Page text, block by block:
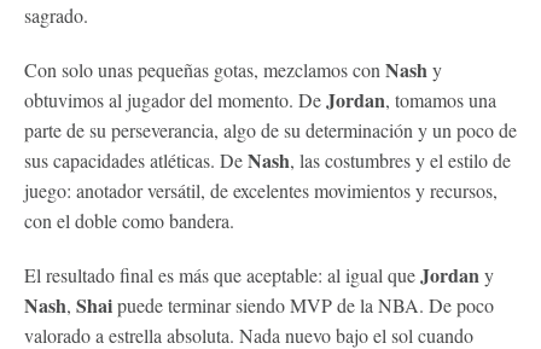
sagrado.
Con solo unas pequeñas gotas, mezclamos con Nash y
obtuvimos al jugador del momento. DeJordan, tomamos una
parte de su perseverancia, algo de su determinación y un poco de
sus capacidades atléticas. DeNash, las costumbres y el estilo de
juego: anotador versátil, de excelentes movimientos y recursos,
con el doble como bandera.
El resultado final es más que aceptable: al igual queJordan y
Nash, Shaipuede terminar siendo MVP de la NBA. De poco
valorado a estrella absoluta. Nada nuevo bajo el sol cuando